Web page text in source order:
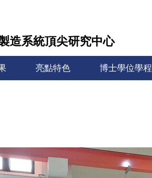
造系統頂尖研究中心
亮點特色 博士學位學程